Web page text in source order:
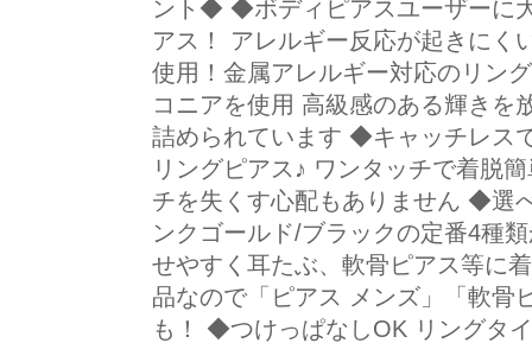
ント◆ ◆ボディピアスユーザーに
アス！ アレルギー反応が起きにく
使用！金属アレルギー対応のリン
コニアを使用 高級感のある輝きを
詰められています ◆キャッチレス
リングピアス♪ ワンタッチで着脱
チを失くす心配もありません ◆選
ンクゴールド/ブラックの定番4種
せやすく耳たぶ、軟骨ピアス等に
品なので「ピアス メンズ」「軟骨
も！ ◆つけっぱなしOK リングタ